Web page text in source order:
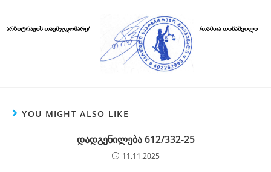
YOU MIGHT ALSO LIKE
დადგენილება 612/332-25
11.11.2025